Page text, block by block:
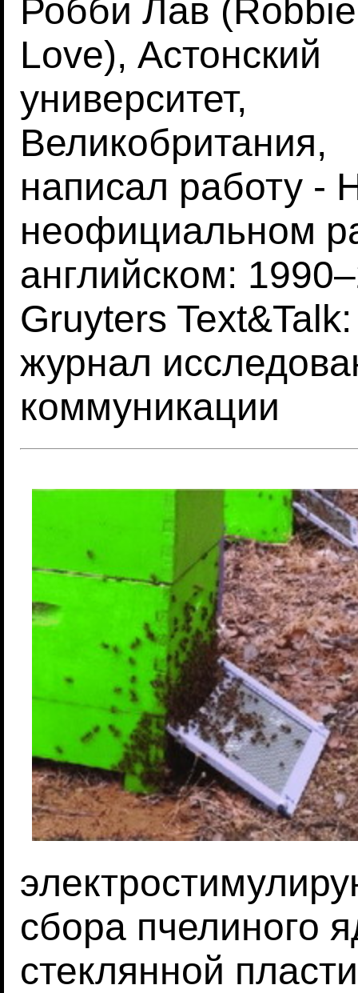
Робби Лав (Robbie
Love), Астонский
университет,
Великобритания,
написал работу -
неофициальном
английском:
Gruyters
журнал
коммуникации
сбора пчелиного
стеклянной